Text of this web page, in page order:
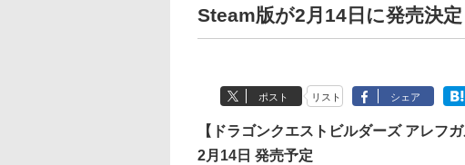
Steam版が2月14日に発売決定
ポスト リスト シェア
【ドラゴンクエストビルダーズ アレフ
2月14日 発売予定